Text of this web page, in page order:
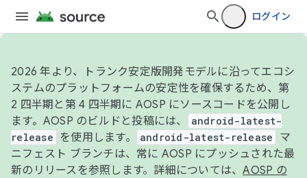
ログイン
2026 年より、トランク安定版開発モデルに沿ってエコシ
ステムのプラットフォームの安定性を確保するため、第
2 四半期と第 4 四半期に AOSP にソースコードを公開し
ます。AOSP のビルドと投稿には、
android-latest-
release
を使用します。 android-latest-release
マ
ニフェスト ブランチは、常に AOSP にプッシュされた最
新のリリースを参照します。詳細については、AOSP の